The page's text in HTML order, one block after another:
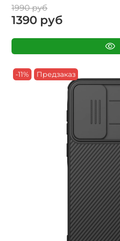
1990 руб
1390 руб
-11% Предзаказ